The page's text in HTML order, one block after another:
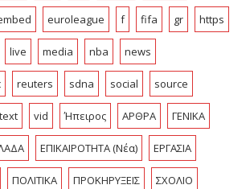
euroleague f fifa gr https
live media nba news
reuters sdna social source
text vid Ήπειρος ΑΡΘΡΑ ΓΕΝΙΚΑ
ΕΠΙΚΑΙΡΟΤΗΤΑ (Νέα) ΕΡΓΑΣΙΑ
ΠΟΛΙΤΙΚΑ ΠΡΟΚΗΡΥΞΕΙΣ ΣΧΟΛΙΟ